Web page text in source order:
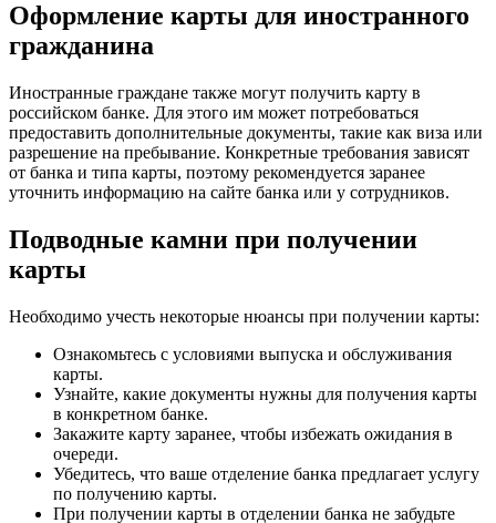
Оформление карты для иностранного
гражданина
Иностранные граждане также могут получить карту в
российском банке. Для этого им может потребоваться
предоставить дополнительные документы, такие как виза или
разрешение на пребывание. Конкретные требования зависят
от банка и типа карты, поэтому рекомендуется заранее
уточнить информацию на сайте банка или у сотрудников.
Подводные камни при получении
карты
Необходимо учесть некоторые нюансы при получении карты:
Ознакомьтесь с условиями выпуска и обслуживания
карты.
Узнайте, какие документы нужны для получения карты
в конкретном банке.
Закажите карту заранее, чтобы избежать ожидания в
очереди.
Убедитесь, что ваше отделение банка предлагает услугу
по получению карты.
При получении карты в отделении банка не забудьте